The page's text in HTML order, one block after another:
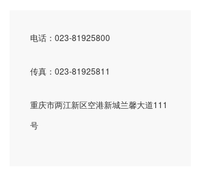
电话：023-81925800
传真：023-81925811
重庆市两江新区空港新城兰馨大道111
号